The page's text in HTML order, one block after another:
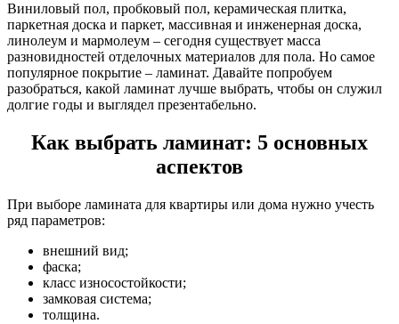
Виниловый пол, пробковый пол, керамическая плитка,
паркетная доска и паркет, массивная и инженерная доска,
линолеум и мармолеум – сегодня существует масса
разновидностей отделочных материалов для пола. Но самое
популярное покрытие – ламинат. Давайте попробуем
разобраться, какой ламинат лучше выбрать, чтобы он служил
долгие годы и выглядел презентабельно.
Как выбрать ламинат: 5 основных
аспектов
При выборе ламината для квартиры или дома нужно учесть
ряд параметров:
внешний вид;
фаска;
класс износостойкости;
замковая система;
толщина.